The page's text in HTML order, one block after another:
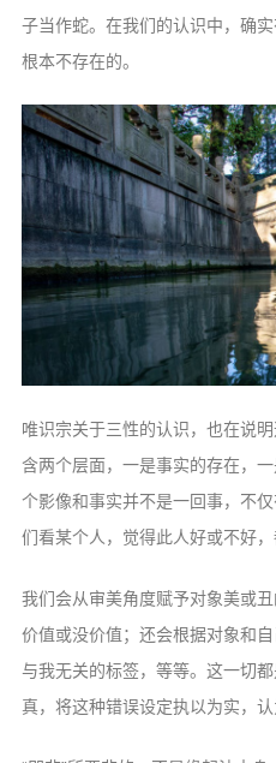
子当作蛇。在我们的认识中，确实
根本不存在的。
唯识宗关于三性的认识，也在说
含两个层面，一是事实的存在，
个影像和事实并不是一回事，不仅
们看某个人， 觉得此人好或不好
我们会从审美角度赋予对象美或丑
价值或没价值；还会根据对象和
与我无关的标签，等等。这一切
真， 将这种错误设定执以为实，